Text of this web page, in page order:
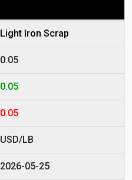
Light Iron Scrap
0.05
0.05
0.05
USD/LB
2026-05-25